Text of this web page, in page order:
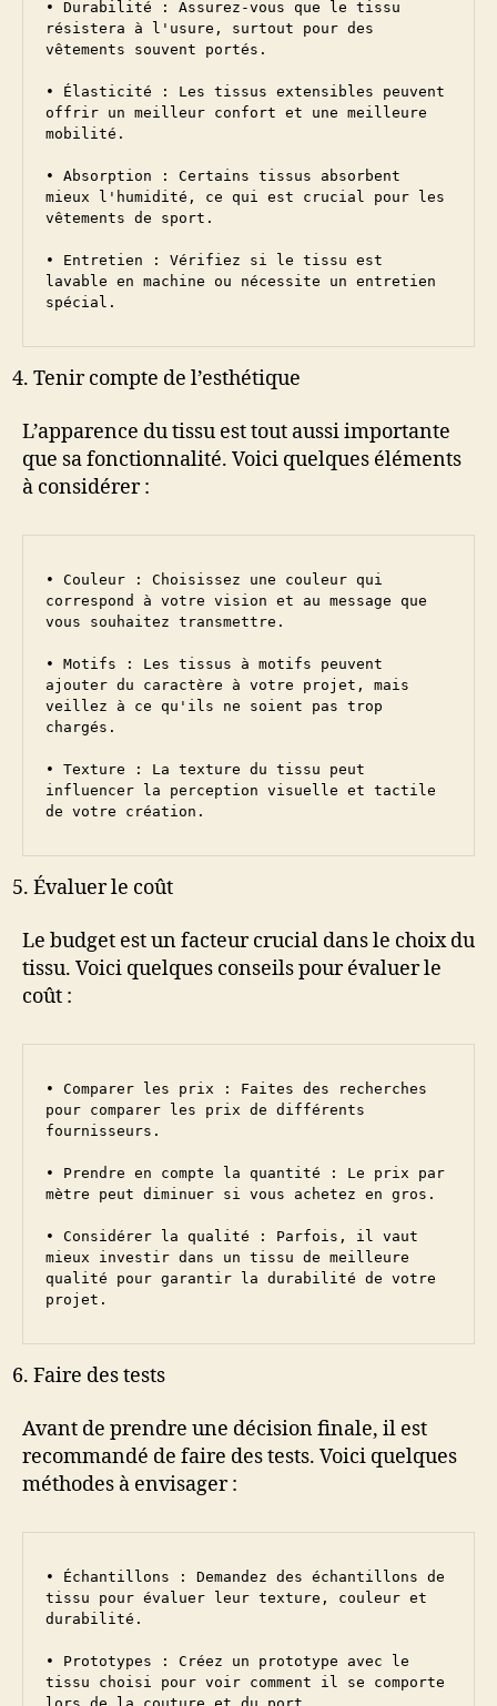
• Durabilité : Assurez-vous que le tissu
résistera à l'usure, surtout pour des
vêtements souvent portés.
• Élasticité : Les tissus extensibles peuvent
offrir un meilleur confort et une meilleure
mobilité.
• Absorption : Certains tissus absorbent
mieux l'humidité, ce qui est crucial pour les
vêtements de sport.
• Entretien : Vérifiez si le tissu est
lavable en machine ou nécessite un entretien
spécial.
Tenir compte de l’esthétique
L’apparence du tissu est tout aussi importante
que sa fonctionnalité. Voici quelques éléments
à considérer :
• Couleur : Choisissez une couleur qui
correspond à votre vision et au message que
vous souhaitez transmettre.
• Motifs : Les tissus à motifs peuvent
ajouter du caractère à votre projet, mais
veillez à ce qu'ils ne soient pas trop
chargés.
• Texture : La texture du tissu peut
influencer la perception visuelle et tactile
de votre création.
Évaluer le coût
Le budget est un facteur crucial dans le choix du
tissu. Voici quelques conseils pour évaluer le
coût :
• Comparer les prix : Faites des recherches
pour comparer les prix de différents
fournisseurs.
• Prendre en compte la quantité : Le prix par
mètre peut diminuer si vous achetez en gros.
• Considérer la qualité : Parfois, il vaut
mieux investir dans un tissu de meilleure
qualité pour garantir la durabilité de votre
projet.
Faire des tests
Avant de prendre une décision finale, il est
recommandé de faire des tests. Voici quelques
méthodes à envisager :
• Échantillons : Demandez des échantillons de
tissu pour évaluer leur texture, couleur et
durabilité.
• Prototypes : Créez un prototype avec le
tissu choisi pour voir comment il se comporte